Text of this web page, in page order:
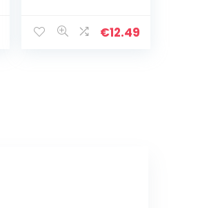
– Geen GMO – 0
€12.49